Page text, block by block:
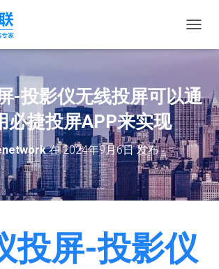
换
-投影仪无线投屏可以通
必捷投屏APP来实现
在2024年9月6日发布
投屏-投影仪